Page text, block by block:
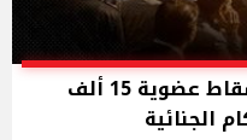
مشروع «غربلة» المحامين.. إسقاط عضوية 15 ألف
الجنائية